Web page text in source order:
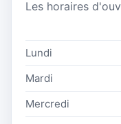
Les horaires
Lundi
Mardi
Mercredi